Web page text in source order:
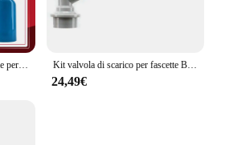
Kegel RAPT Idrometro digitale per pillole (Wifi e Bluetooth) test di gravità per la fermentazione della birra Kit valvola di scarico per fascette BlowTie con manometro integrato KegLand (0-15psi)
24,49€